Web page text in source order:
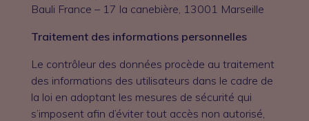
Bauli France – 17 la canebière, 13001 Marseille
Traitement des informations personnelles
Le contrôleur des données procède au traitement
des informations des utilisateurs dans le cadre de
la loi en adoptant les mesures de sécurité qui
s’imposent afin d’éviter tout accès non autorisé,